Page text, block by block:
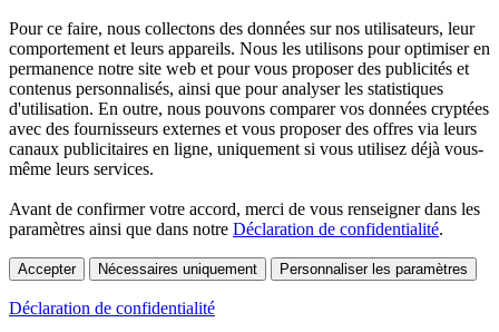
Pour ce faire, nous collectons des données sur nos utilisateurs, leur
comportement et leurs appareils. Nous les utilisons pour optimiser en
permanence notre site web et pour vous proposer des publicités et
contenus personnalisés, ainsi que pour analyser les statistiques
d'utilisation. En outre, nous pouvons comparer vos données cryptées
avec des fournisseurs externes et vous proposer des offres via leurs
canaux publicitaires en ligne, uniquement si vous utilisez déjà vous-
même leurs services.
Avant de confirmer votre accord, merci de vous renseigner dans les
paramètres ainsi que dans notre Déclaration de confidentialité.
Accepter Nécessaires uniquement Personnaliser les paramètres
Déclaration de confidentialité